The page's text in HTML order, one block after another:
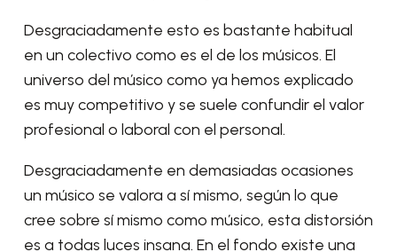
Desgraciadamente esto es bastante habitual
en un colectivo como es el de los músicos. El
universo del músico como ya hemos explicado
es muy competitivo y se suele confundir el valor
profesional o laboral con el personal.
Desgraciadamente en demasiadas ocasiones
un músico se valora a sí mismo, según lo que
cree sobre sí mismo como músico, esta distorsión
es a todas luces insana. En el fondo existe una